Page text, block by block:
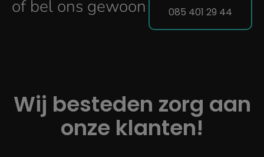
of bel ons gewoon 085 401 29 44
Wij besteden zorg aan
onze klanten!